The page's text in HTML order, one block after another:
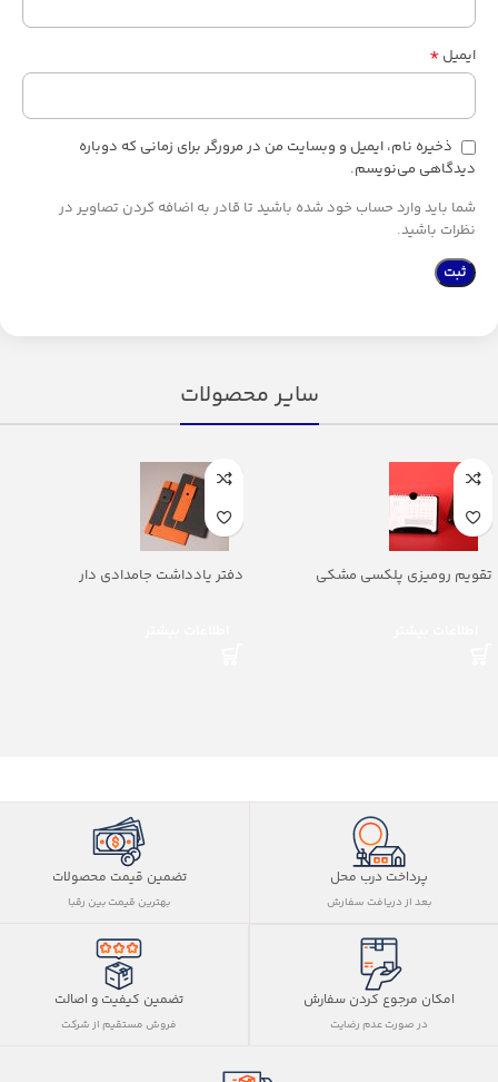
ایمیل *
ذخیره نام، ایمیل و وبسایت من در مرورگر برای زمانی که دوباره
دیدگاهی می‌نویسم.
شما باید وارد حساب خود شده باشید تا قادر به اضافه کردن تصاویر در
نظرات باشید.
سایر محصولات
تقویم رومیزی پلکسی مشکی دفتر یادداشت جامدادی دار
پرداخت درب محل
بعد از دریافت سفارش
تضمین قیمت محصولات
بهترین قیمت بین رقبا
امکان مرجوع کردن سفارش
در صورت عدم رضایت
تضمین کیفیت و اصالت
فروش مستقیم از شرکت